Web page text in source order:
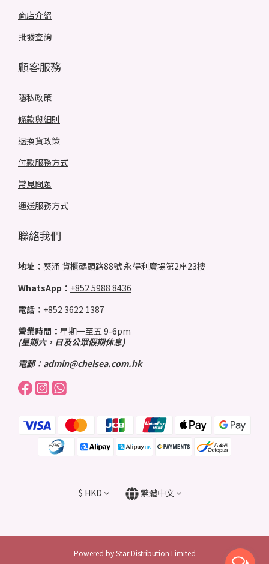
商店介紹
批發查詢
顧客服務
隱私政策
條款與細則
退換貨政策
付款服務方式
常見問題
運送服務方式
聯絡我們
地址： 葵涌 貨櫃碼頭路88號 永得利廣場第2座23樓
WhatsApp： +852 5988 8436
電話： +852 3622 1387
營業時間： 星期一至五 9-6pm
(星期六，日及公眾假期休息)
電郵： admin@chelsea.com.hk
$ HKD 繁體中文
Powered by Star Distribution Limited